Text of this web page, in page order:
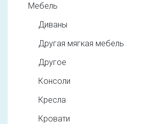
Мебель
Диваны
Другая мягкая мебель
Другое
Консоли
Кресла
Кровати